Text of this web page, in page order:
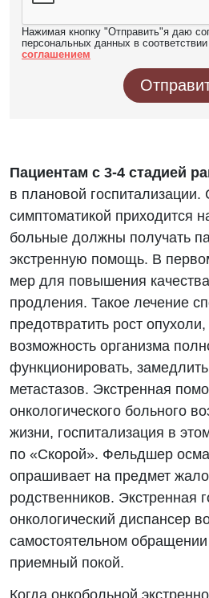
Нажимая кнопку "Отправить"я даю
персональных данных в соответствии
соглашением
Пациентам с 3-4 стадией
в плановой госпитализации.
симптоматикой приходится
больные должны получать
экстренную помощь. В
мер для повышения
продления. Такое лечение
предотвратить рост
возможность организма
функционировать,
метастазов. Экстренная
онкологического больного
жизни, госпитализация в
по «Скорой». Фельдшер
опрашивает на предмет
родственников. Экстренная
онкологический диспансер
самостоятельном
приемный покой.